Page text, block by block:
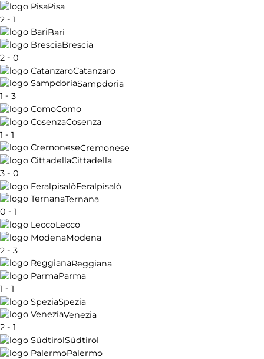
Pisa
2 - 1
Bari
Brescia
2 - 0
Catanzaro
Sampdoria
1 - 3
Como
Cosenza
1 - 1
Cremonese
Cittadella
3 - 0
Feralpisalò
Ternana
0 - 1
Lecco
Modena
2 - 3
Reggiana
Parma
1 - 1
Spezia
Venezia
2 - 1
Südtirol
Palermo